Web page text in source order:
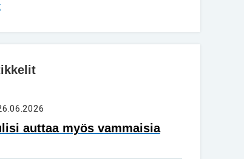
auttaa myös vammaisia